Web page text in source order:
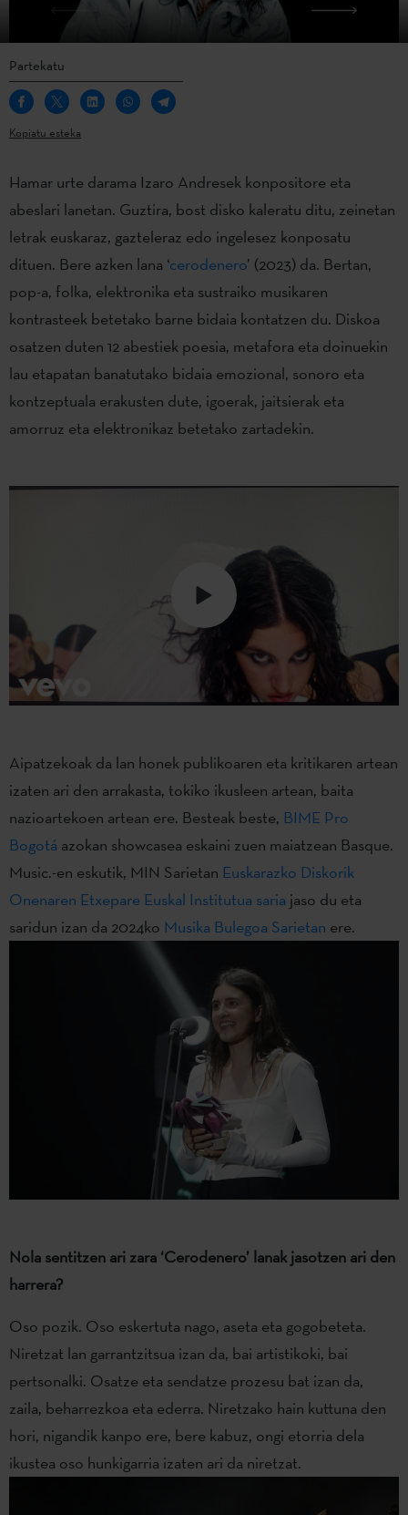
Partekatu
Kopiatu esteka
Hamar urte darama Izaro Andresek konpositore eta
abeslari lanetan. Guztira, bost disko kaleratu ditu, zeinetan
letrak euskaraz, gazteleraz edo ingelesez konposatu
dituen. Bere azken lana ‘cerodenero’ (2023) da. Bertan,
pop-a, folka, elektronika eta sustraiko musikaren
kontrasteek betetako barne bidaia kontatzen du. Diskoa
osatzen duten 12 abestiek poesia, metafora eta doinuekin
lau etapatan banatutako bidaia emozional, sonoro eta
kontzeptuala erakusten dute, igoerak, jaitsierak eta
amorruz eta elektronikaz betetako zartadekin.
Aipatzekoak da lan honek publikoaren eta kritikaren artean
izaten ari den arrakasta, tokiko ikusleen artean, baita
nazioartekoen artean ere. Besteak beste, BIME Pro
Bogotá azokan showcasea eskaini zuen maiatzean Basque.
Music.-en eskutik, MIN Sarietan Euskarazko Diskorik
Onenaren Etxepare Euskal Institutua saria jaso du eta
saridun izan da 2024ko Musika Bulegoa Sarietan ere.
Nola sentitzen ari zara ‘Cerodenero’ lanak jasotzen ari den
harrera?
Oso pozik. Oso eskertuta nago, aseta eta gogobeteta.
Niretzat lan garrantzitsua izan da, bai artistikoki, bai
pertsonalki. Osatze eta sendatze prozesu bat izan da,
zaila, beharrezkoa eta ederra. Niretzako hain kuttuna den
hori, nigandik kanpo ere, bere kabuz, ongi etorria dela
ikustea oso hunkigarria izaten ari da niretzat.